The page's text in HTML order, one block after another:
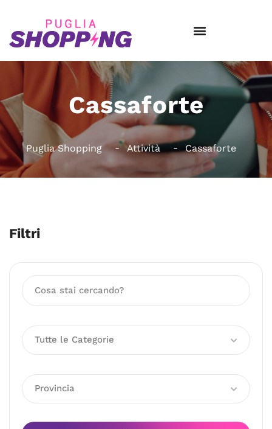
Cassaforte
Puglia Shopping Attività Cassaforte
Filtri
Tutte le Categorie
Provincia